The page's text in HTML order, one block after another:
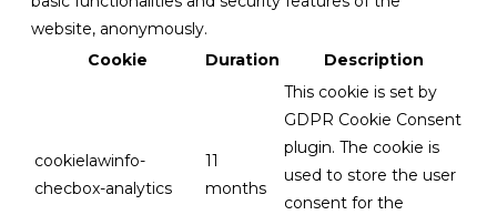
website, anonymously.
Cookie
Duration Description
cookielawinfo-
checbox-analytics
11
months
This cookie is set by
GDPR Cookie Consent
plugin. The cookie is
used to store the user
consent for the